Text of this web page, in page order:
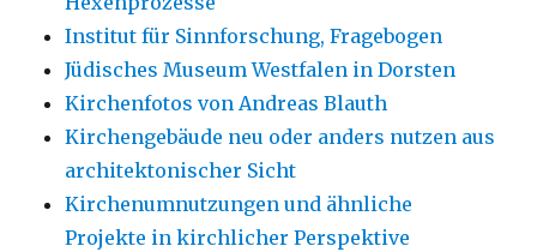
Institut für Sinnforschung, Fragebogen
Jüdisches Museum Westfalen in Dorsten
Kirchenfotos von Andreas Blauth
Kirchengebäude neu oder anders nutzen aus
architektonischer Sicht
Kirchenumnutzungen und ähnliche
Projekte in kirchlicher Perspektive